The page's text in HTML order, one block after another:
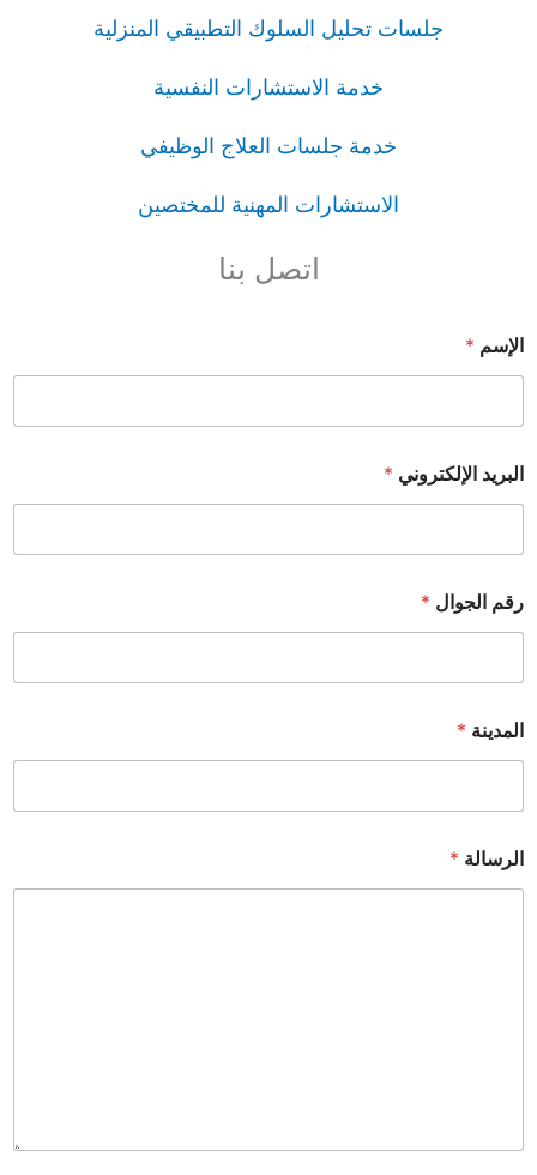
جلسات تحليل السلوك التطبيقي المنزلية
خدمة الاستشارات النفسية
خدمة جلسات العلاج الوظيفي
الاستشارات المهنية للمختصين
اتصل بنا
الإسم *
البريد الإلكتروني *
رقم الجوال *
المدينة *
الرسالة *